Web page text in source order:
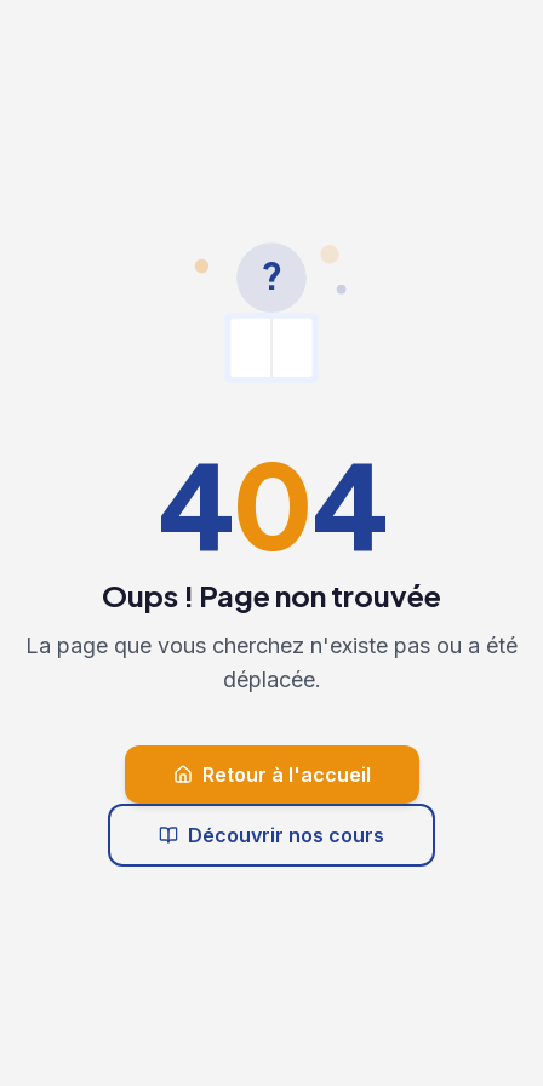
?
404
Oups ! Page non trouvée
La page que vous cherchez n'existe pas ou a été
déplacée.
Retour à l'accueil
Découvrir nos cours